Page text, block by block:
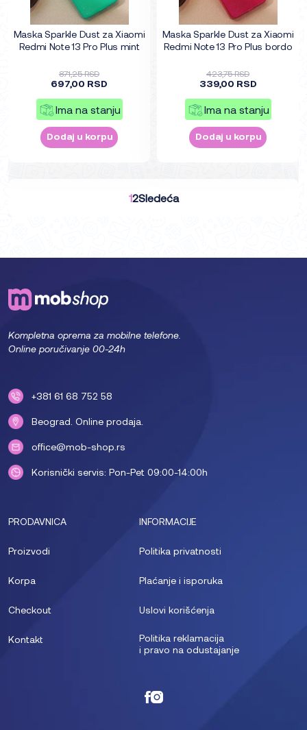
Maska Sparkle Dust za Xiaomi
Redmi Note 13 Pro Plus mint
871,25 RSD
697,00 RSD
Ima na stanju
Dodaj u korpu
Maska Sparkle Dust za Xiaomi
Redmi Note 13 Pro Plus bordo
423,75 RSD
339,00 RSD
Ima na stanju
Dodaj u korpu
12Sledeća
Kompletna oprema za mobilne telefone.
Online poručivanje 00-24h
+381 61 68 752 58
Beograd. Online prodaja.
office@mob-shop.rs
Korisnički servis: Pon-Pet 09:00-14:00h
PRODAVNICA
Proizvodi
Korpa
Checkout
Kontakt
INFORMACIJE
Politika privatnosti
Plaćanje i isporuka
Uslovi korišćenja
Politika reklamacija
i pravo na odustajanje